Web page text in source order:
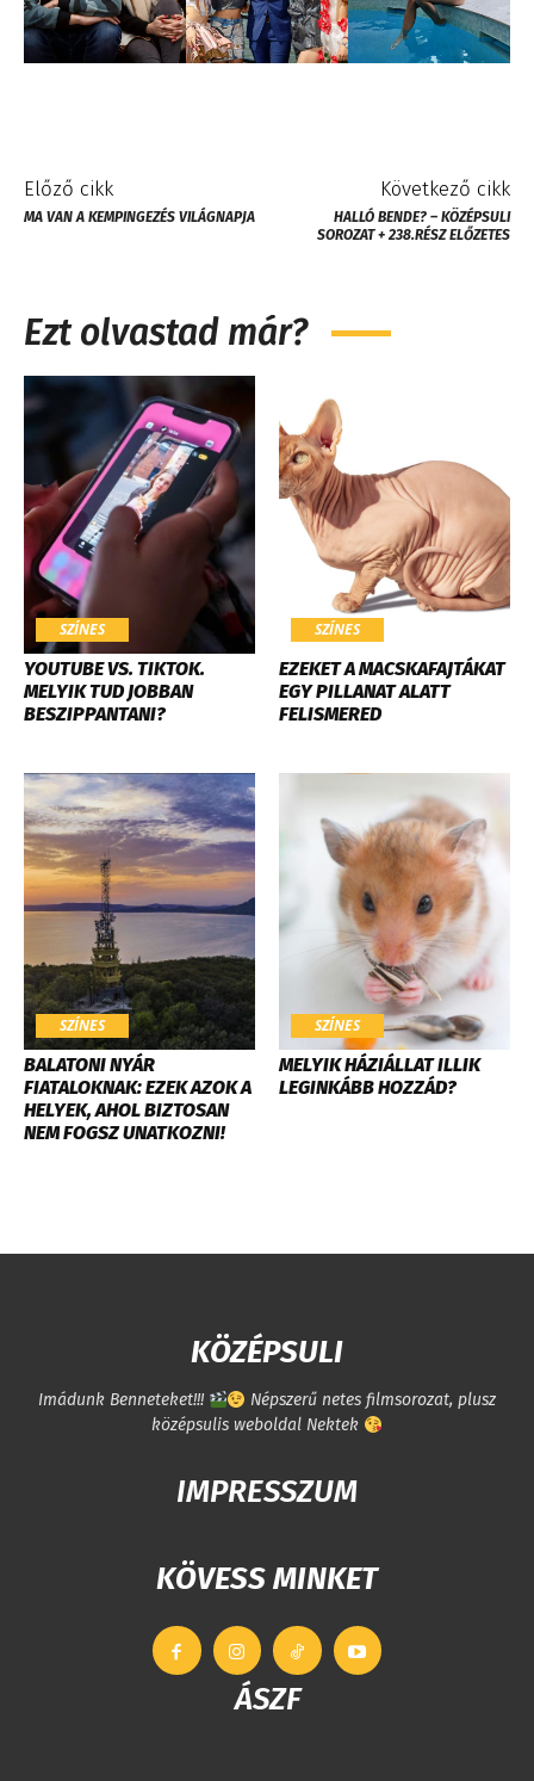
Előző cikk
MA VAN A KEMPINGEZÉS VILÁGNAPJA
Következő cikk
HALLÓ BENDE? – KÖZÉPSULI
SOROZAT + 238.RÉSZ ELŐZETES
Ezt olvastad már?
SZÍNES
YOUTUBE VS. TIKTOK.
MELYIK TUD JOBBAN
BESZIPPANTANI?
SZÍNES
EZEKET A MACSKAFAJTÁKAT
EGY PILLANAT ALATT
FELISMERED
SZÍNES
BALATONI NYÁR
FIATALOKNAK: EZEK AZOK A
HELYEK, AHOL BIZTOSAN
NEM FOGSZ UNATKOZNI!
SZÍNES
MELYIK HÁZIÁLLAT ILLIK
LEGINKÁBB HOZZÁD?
KÖZÉPSULI
Imádunk Benneteket!!!
Népszerű netes filmsorozat, plusz
középsulis weboldal Nektek
IMPRESSZUM
KÖVESS MINKET
ÁSZF